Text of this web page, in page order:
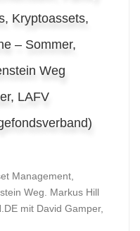
Kryptoassets,
– Sommer,
Weg
LAFV
Management,
Weg. Markus Hill
mit David Gamper,